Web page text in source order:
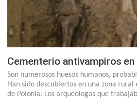
Cementerio antivampiros
Son numerosos huesos humanos,
Han sido descubiertos en una zona rural
de Polonia. Los arqueólogos que